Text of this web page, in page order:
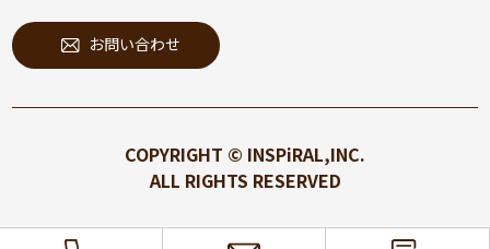
2024年5月
2024年4月 (32)
2024年2月(31)
2024年1月(45)
2023年12月(31)
(31)
お問い合わせ
COPYRIGHT © INSPiRAL,INC.
ALL RIGHTS RESERVED